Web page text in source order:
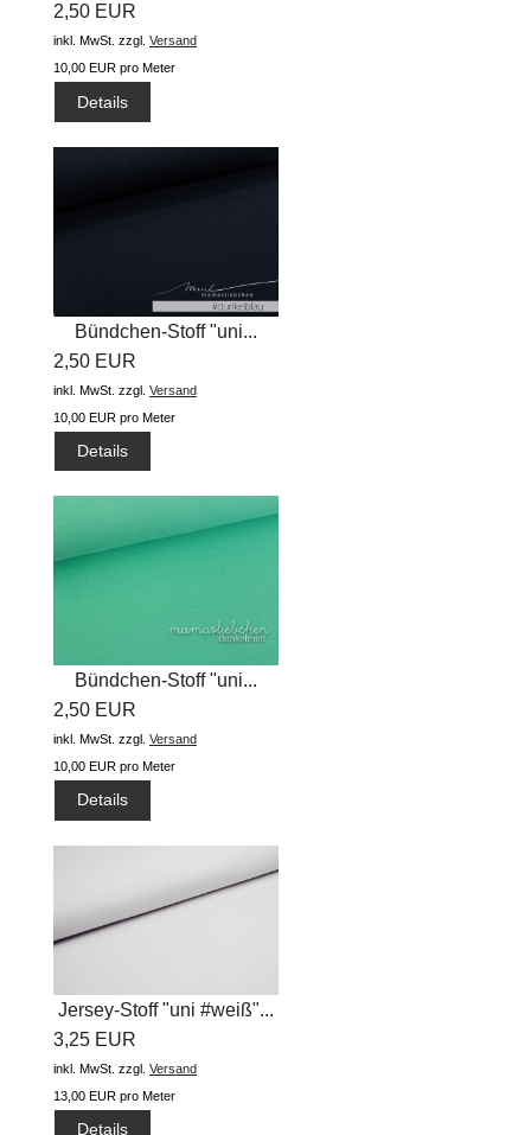
#admiral...
2,50 EUR
inkl. MwSt. zzgl. Versand
10,00 EUR pro Meter
Details
Bündchen-Stoff "uni...
2,50 EUR
inkl. MwSt. zzgl. Versand
10,00 EUR pro Meter
Details
Bündchen-Stoff "uni...
2,50 EUR
inkl. MwSt. zzgl. Versand
10,00 EUR pro Meter
Details
Jersey-Stoff "uni #weiß"...
3,25 EUR
inkl. MwSt. zzgl. Versand
13,00 EUR pro Meter
Details